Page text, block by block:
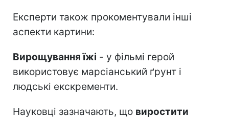
Експерти також прокоментували інші
аспекти картини:
Вирощування їжі - у фільмі герой
використовує марсіанський ґрунт і
людські екскременти.
Науковці зазначають, що виростити